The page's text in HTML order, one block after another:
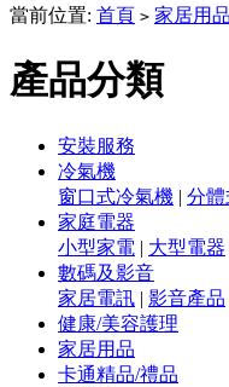
當前位置: 首頁 > 家居用品
產品分類
安裝服務
冷氣機
窗口式冷氣機 | 分
家庭電器
小型家電 | 大型電器
數碼及影音
家居電訊 | 影音產品
健康/美容護理
家居用品
卡通精品/禮品